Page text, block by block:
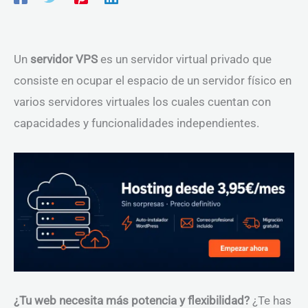
Un servidor VPS es un servidor virtual privado que
consiste en ocupar el espacio de un servidor físico en
varios servidores virtuales los cuales cuentan con
capacidades y funcionalidades independientes.
¿Tu web necesita más potencia y flexibilidad? ¿Te has